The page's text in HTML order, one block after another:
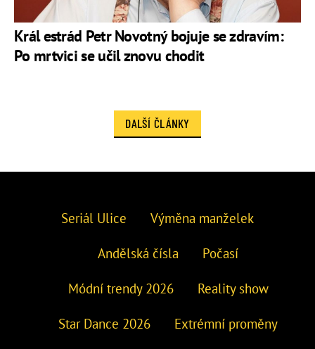
Král estrád Petr Novotný bojuje se zdravím:
Po mrtvici se učil znovu chodit
DALŠÍ ČLÁNKY
Seriál Ulice Výměna manželek
Andělská čísla Počasí
Módní trendy 2026 Reality show
Star Dance 2026 Extrémní proměny